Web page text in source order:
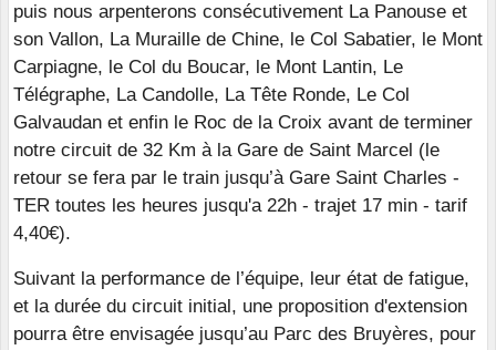
puis nous arpenterons consécutivement La Panouse et
son Vallon, La Muraille de Chine, le Col Sabatier, le Mont
Carpiagne, le Col du Boucar, le Mont Lantin, Le
Télégraphe, La Candolle, La Tête Ronde, Le Col
Galvaudan et enfin le Roc de la Croix avant de terminer
notre circuit de 32 Km à la Gare de Saint Marcel (le
retour se fera par le train jusqu’à Gare Saint Charles -
TER toutes les heures jusqu'a 22h - trajet 17 min - tarif
4,40€).
Suivant la performance de l’équipe, leur état de fatigue,
et la durée du circuit initial, une proposition d'extension
pourra être envisagée jusqu’au Parc des Bruyères, pour